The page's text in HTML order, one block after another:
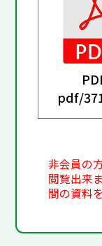
pdf/
非会員の
閲覧出来
間の資料